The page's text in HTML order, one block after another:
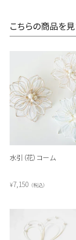
こちらの商品を
水引（花）コーム
¥7,150 税込